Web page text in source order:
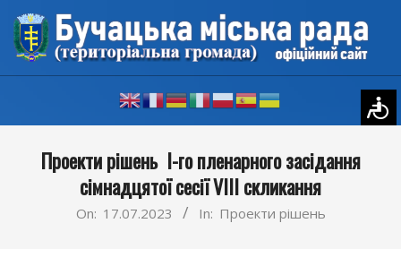
Skip
content
NavigationПроекти рішень І-го пленарного засідання
сімнадцятої сесії VIII скликання
On: 17.07.2023 In: Проекти рішень